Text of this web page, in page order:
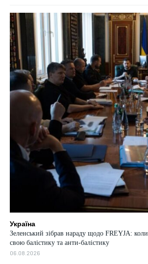
Україна
Зеленський зібрав нараду щодо FREYJA:
свою балістику та анти-балістику
06.08.2026